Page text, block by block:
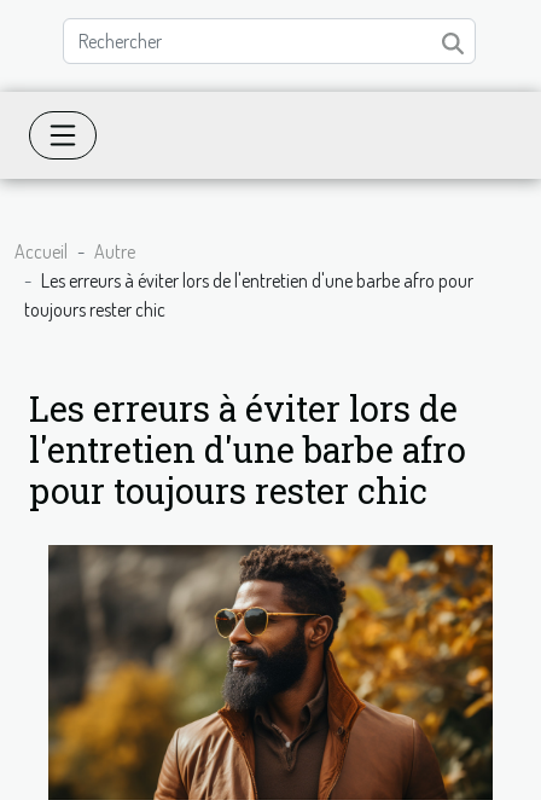
Accueil
Autre
Les erreurs à éviter lors de l'entretien d'une barbe afro pour
toujours rester chic
Les erreurs à éviter lors de
l'entretien d'une barbe afro
pour toujours rester chic